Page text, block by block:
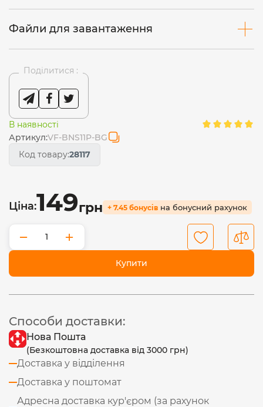
Файли для завантаження
Поділитися :
В наявності
Артикул:VF-BNS11P-BG
Код товару:28117
Ціна:149грн + 7.45 бонусів на бонусний рахунок
− +
Купити
Способи доставки:
Нова Пошта
(Безкоштовна доставка від 3000 грн)
Доставка у відділення
Доставка у поштомат
Адресна доставка кур'єром (за рахунок